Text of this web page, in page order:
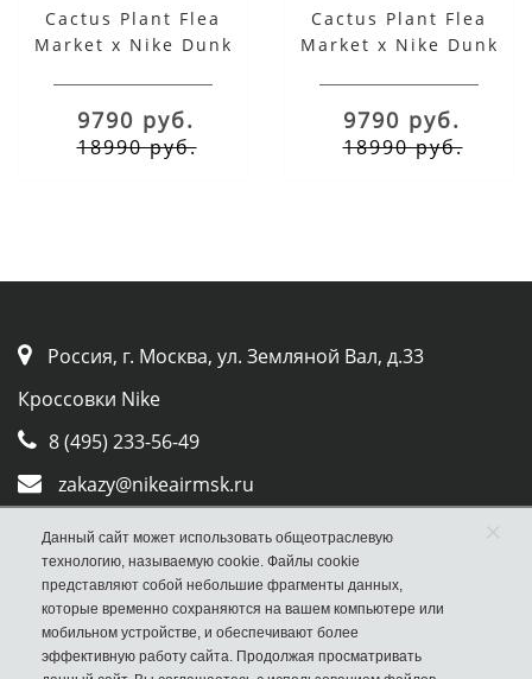
Cactus Plant Flea
Market x Nike Dunk
9790 руб.
18990 руб.
Cactus Plant Flea
Market x Nike Dunk
9790 руб.
18990 руб.
Россия, г. Москва, ул. Земляной Вал, д.33
Кроссовки Nike
8 (495) 233-56-49
zakazy@nikeairmsk.ru
Whatsapp
Viber
Данный сайт может использовать общеотраслевую
технологию, называемую cookie. Файлы cookie
представляют собой небольшие фрагменты данных,
которые временно сохраняются на вашем компьютере или
мобильном устройстве, и обеспечивают более
эффективную работу сайта. Продолжая просматривать
×